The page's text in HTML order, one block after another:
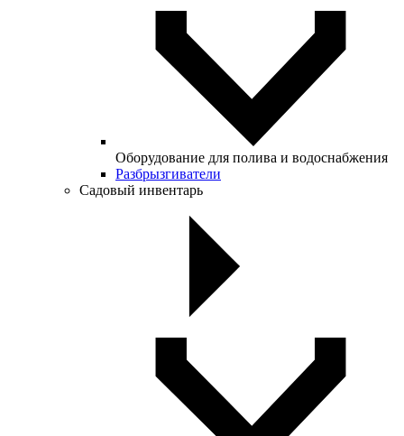
Оборудование для полива и водоснабжения
Разбрызгиватели
Садовый инвентарь